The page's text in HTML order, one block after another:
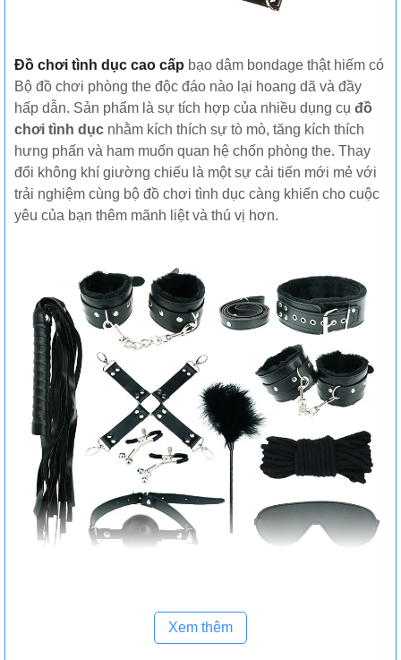
Đồ chơi tình dục cao cấp bạo dâm bondage thật hiếm có
Bộ đồ chơi phòng the độc đáo nào lại hoang dã và đầy
hấp dẫn. Sản phẩm là sự tích hợp của nhiều dụng cụ đồ
chơi tình dục nhằm kích thích sự tò mò, tăng kích thích
hưng phấn và ham muốn quan hệ chốn phòng the. Thay
đổi không khí giường chiếu là một sự cải tiến mới mẻ với
trải nghiệm cùng bộ đồ chơi tình dục càng khiến cho cuộc
yêu của bạn thêm mãnh liệt và thú vị hơn.
Mua đồ chơi bạo dâm ở đâu?
bondage trói khóa tay chân cùng lúc
Xem thêm